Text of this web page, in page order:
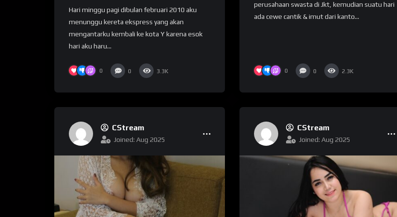
Hari minggu pagi dibulan februari 2010 aku
menunggu kereta ekspress yang akan
mengantarku kembali ke kota Y karena esok
hari aku haru...
0 0 3.3K
perusahaan swasta di Jkt, kemudian suatu hari
ada cewe cantik & imut dari kanto...
0 0 2.3K
CStream
Joined: Aug 2025
CStream
Joined: Aug 2025